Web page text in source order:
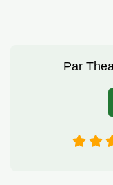
Par